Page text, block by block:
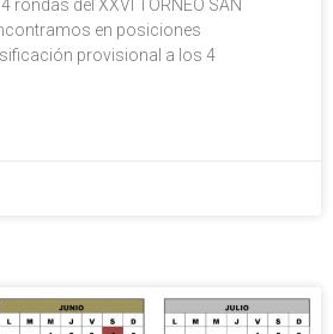
rondas del XXVI TORNEO SAN
en posiciones
provisional a los 4